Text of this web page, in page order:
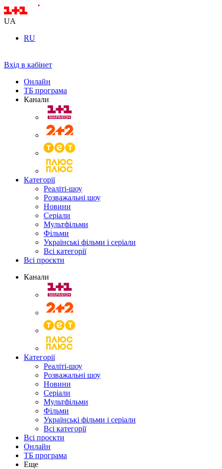
UA
RU
Вхід в кабінет
Онлайн
ТБ програма
Канали
Категорії
Реаліті-шоу
Розважальні шоу
Новини
Серіали
Мультфільми
Фільми
Українські фільми і серіали
Всі категорії
Всі проєкти
Канали
Категорії
Реаліті-шоу
Розважальні шоу
Новини
Серіали
Мультфільми
Фільми
Українські фільми і серіали
Всі категорії
Всі проєкти
Онлайн
ТБ програма
Еще